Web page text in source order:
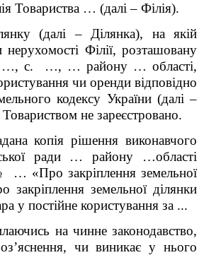
Товариства … (далі – Філія).
(далі – Ділянка), на якій
нерухомості Філії, розташовану
…, с. …, … району … області,
чи оренди відповідно
кодексу України (далі –
не зареєстровано.
копія рішення виконавчого
ради … району …області
«Про закріплення земельної
земельної ділянки
у постійне користування за ...
на чинне законодавство,
чи виникає у нього